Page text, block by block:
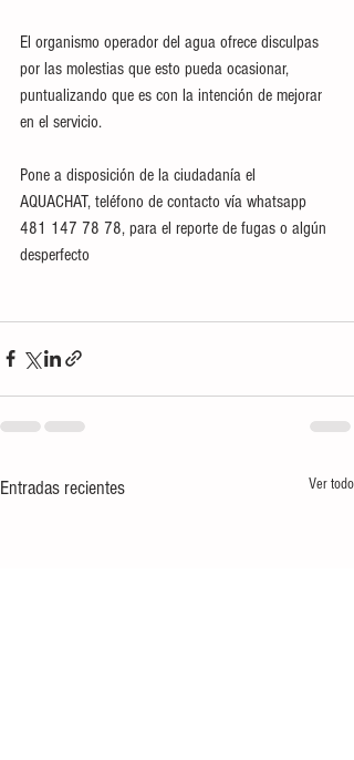
El organismo operador del agua ofrece disculpas
por las molestias que esto pueda ocasionar,
puntualizando que es con la intención de mejorar
en el servicio.
Pone a disposición de la ciudadanía el
AQUACHAT, teléfono de contacto vía whatsapp
481 147 78 78, para el reporte de fugas o algún
desperfecto
Entradas recientes Ver todo